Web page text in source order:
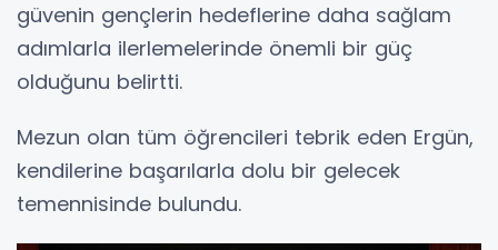
güvenin gençlerin hedeflerine daha sağlam
adımlarla ilerlemelerinde önemli bir güç
olduğunu belirtti.
Mezun olan tüm öğrencileri tebrik eden Ergün,
kendilerine başarılarla dolu bir gelecek
temennisinde bulundu.